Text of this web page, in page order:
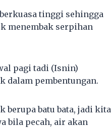
tinggi sehingga
menembak serpihan
pagi tadi (Isnin)
dalam pembentungan.
berupa batu bata, jadi kita
bila pecah, air akan